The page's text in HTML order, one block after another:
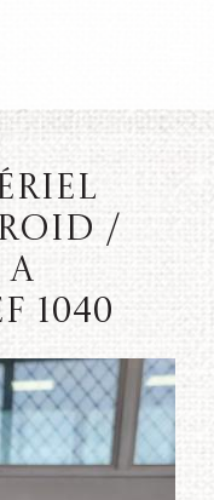
/
a
1040